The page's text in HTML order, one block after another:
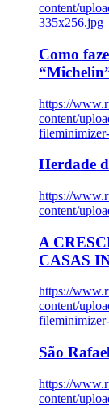
content/
335x256.jpg
Como
https://
content/
Herdade
https://
content/
A
CASAS
https://
content/
São
https://
content/